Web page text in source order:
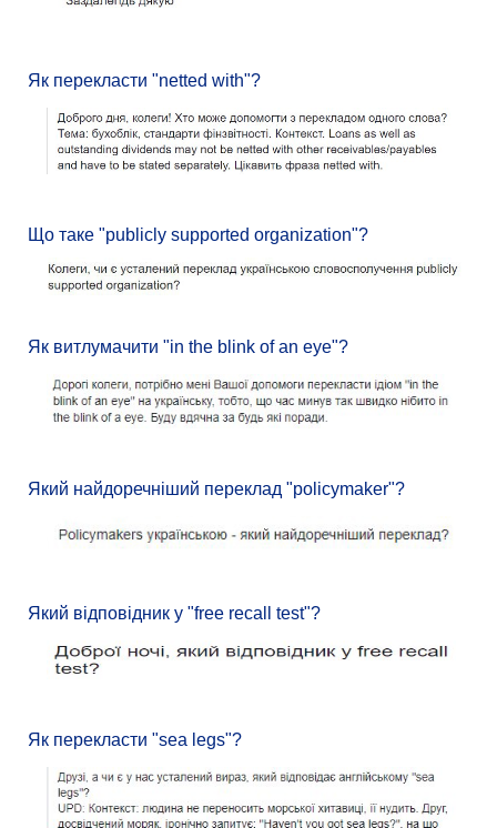
Як перекласти "netted with"?
Що таке "publicly supported organization"?
Як витлумачити "in the blink of an eye"?
Який найдоречніший переклад "policymaker"?
Який відповідник у "free recall test"?
Як перекласти "sea legs"?